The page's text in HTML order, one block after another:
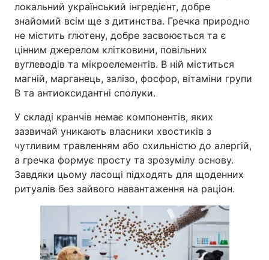
локальний український інгредієнт, добре
знайомий всім ще з дитинства. Гречка природно
не містить глютену, добре засвоюється та є
цінним джерелом клітковини, повільних
вуглеводів та мікроелементів. В ній міститься
магній, марганець, залізо, фосфор, вітаміни групи
B та антиоксидантні сполуки.
У складі кранчів немає компонентів, яких
зазвичай уникають власники хвостиків з
чутливим травленням або схильністю до алергій,
а гречка формує просту та зрозумілу основу.
Завдяки цьому ласощі підходять для щоденних
ритуалів без зайвого навантаження на раціон.